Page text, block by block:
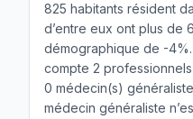
825 habitants résident
d’entre eux ont plus de
démographique de -
compte 2
0 médecin(s)
médecin généraliste